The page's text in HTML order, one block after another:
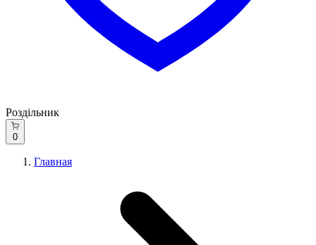
Роздільник
0
Главная